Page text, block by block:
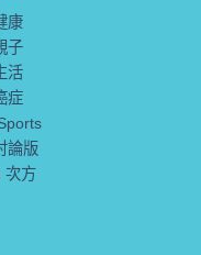
康
子
活
症
論版
次方